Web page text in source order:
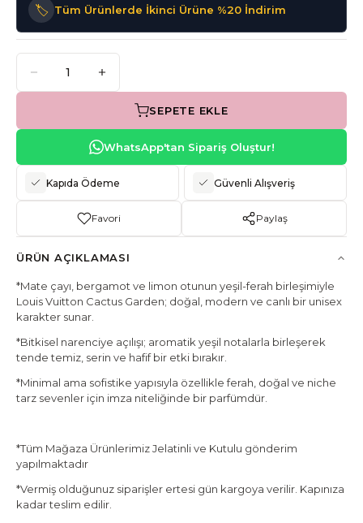
🏷️ Tüm Ürünlerde İkinci Ürüne %20 İndirim
SEPETE EKLE
WhatsApp'tan Sipariş Oluştur!
Kapıda Ödeme Güvenli Alışveriş
Favori Paylaş
ÜRÜN AÇIKLAMASI
*Mate çayı, bergamot ve limon otunun yeşil-ferah birleşimiyle
Louis Vuitton Cactus Garden; doğal, modern ve canlı bir unisex
karakter sunar.
*Bitkisel narenciye açılışı; aromatik yeşil notalarla birleşerek
tende temiz, serin ve hafif bir etki bırakır.
*Minimal ama sofistike yapısıyla özellikle ferah, doğal ve niche
tarz sevenler için imza niteliğinde bir parfümdür.
*Tüm Mağaza Ürünlerimiz Jelatinli ve Kutulu gönderim
yapılmaktadır
*Vermiş olduğunuz siparişler ertesi gün kargoya verilir. Kapınıza
kadar teslim edilir.